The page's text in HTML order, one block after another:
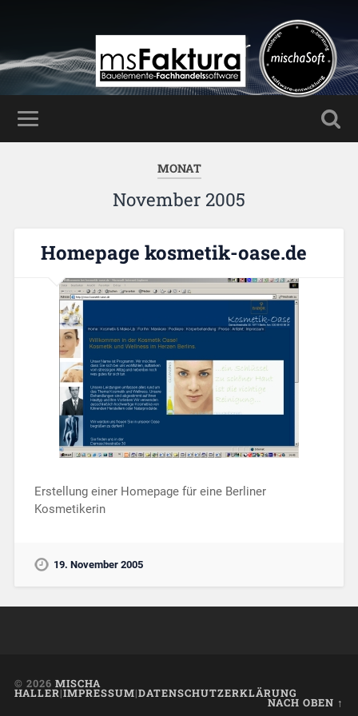
Mischa Haller
MONAT
November 2005
Homepage kosmetik-oase.de
Erstellung einer Homepage für eine Berliner
Kosmetikerin
19. November 2005
© 2026 MISCHA
HALLER|IMPRESSUM|DATENSCHUTZERKLÄRUNG
NACH OBEN ↑